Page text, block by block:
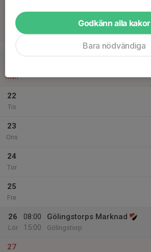
20
Sön
v.17
Mån
22
Tis
23
Ons
24
Tor
25
Fre
26
Lör
08:00
15:00
Gölingstorps Marknad
Gölingstorp
27
Godkänn alla kakor
Bara nödvändiga